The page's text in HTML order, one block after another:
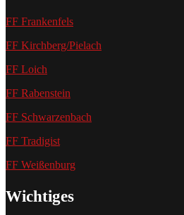
FF Frankenfels
FF Kirchberg/Pielach
FF Loich
FF Rabenstein
FF Schwarzenbach
FF Tradigist
FF Weißenburg
Wichtiges